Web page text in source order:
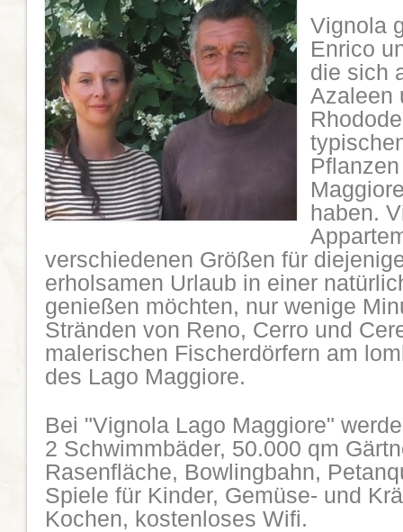
Vignola
Enrico
die sich
Azaleen
haben.
verschiedenen Größen für
erholsamen Urlaub in einer
genießen möchten, nur wenige
Stränden von Reno, Cerro und
malerischen Fischerdörfern am
des Lago Maggiore.
Bei "Vignola Lago Maggiore"
2 Schwimmbäder, 50.000 qm
Rasenfläche, Bowlingbahn,
Spiele für Kinder, Gemüse- und
Kochen, kostenloses Wifi.